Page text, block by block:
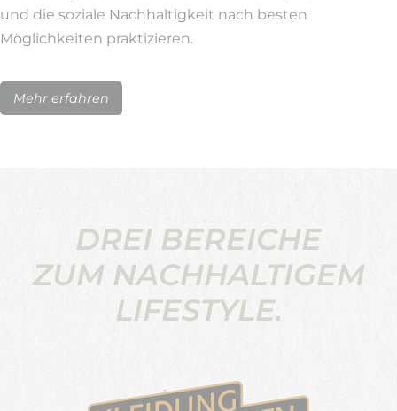
und die soziale Nachhaltigkeit nach besten
Möglichkeiten praktizieren.
Mehr erfahren
DREI BEREICHE
ZUM NACHHALTIGEM
LIFESTYLE.